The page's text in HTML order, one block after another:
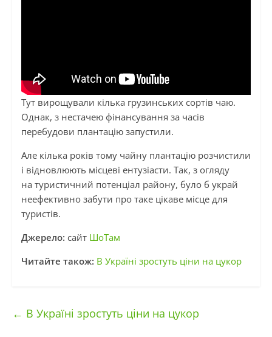
Тут вирощували кілька грузинських сортів чаю.
Однак, з нестачею фінансування за часів
перебудови плантацію запустили.
Але кілька років тому чайну плантацію розчистили
і відновлюють місцеві ентузіасти. Так, з огляду
на туристичний потенціал району, було б украй
неефективно забути про таке цікаве місце для
туристів.
Джерело: сайт ШоТам
Читайте також: В Україні зростуть ціни на цукор
← В Україні зростуть ціни на цукор